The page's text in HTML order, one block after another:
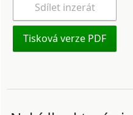
Sdílet inzerát
Tisková verze PDF